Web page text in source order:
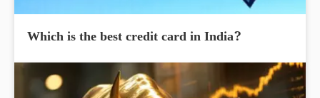
Which is the best credit card in India?